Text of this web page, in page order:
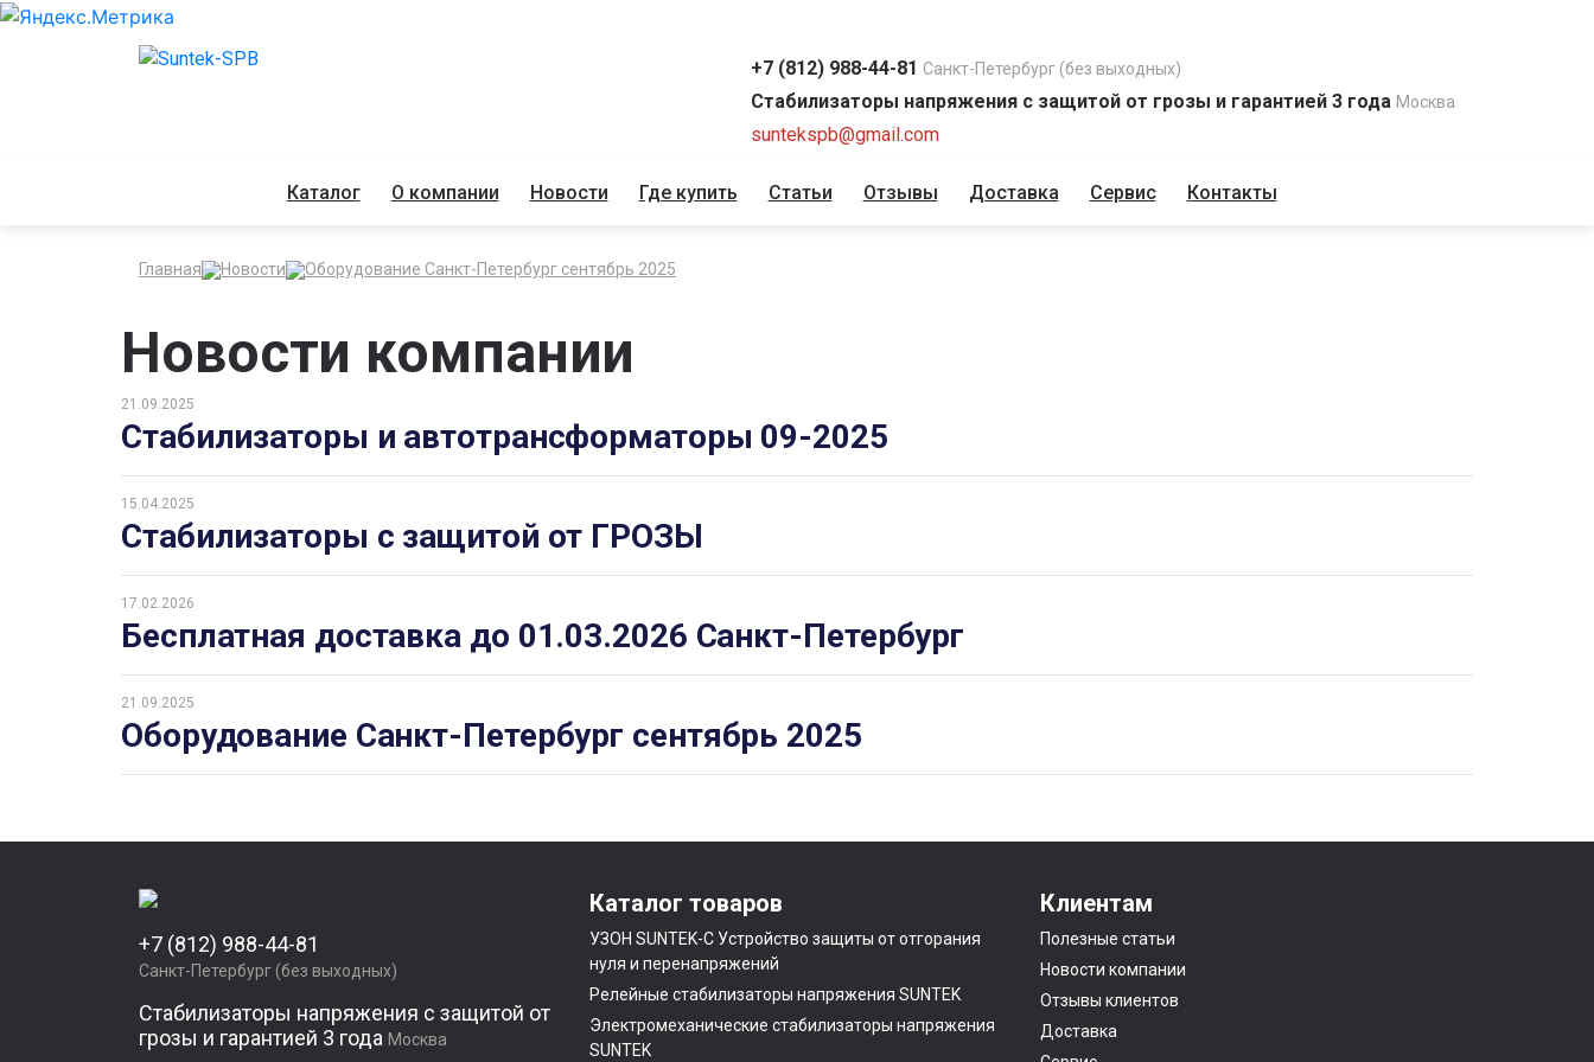
+7 (812) 988-44-81 Санкт-Петербург (без выходных)
Стабилизаторы напряжения с защитой от грозы и гарантией 3 года Москва
suntekspb@gmail.com
Каталог О компании Новости Где купить Статьи Отзывы Доставка Сервис Контакты
Главная Новости Оборудование Санкт-Петербург сентябрь 2025
Новости компании
21.09.2025
Стабилизаторы и автотрансформаторы 09-2025
15.04.2025
Стабилизаторы с защитой от ГРОЗЫ
17.02.2026
Бесплатная доставка до 01.03.2026 Санкт-Петербург
21.09.2025
Оборудование Санкт-Петербург сентябрь 2025
+7 (812) 988-44-81
Санкт-Петербург (без выходных)
Стабилизаторы напряжения с защитой от
грозы и гарантией 3 года Москва
Каталог товаров
УЗОН SUNTEK-C Устройство защиты от отгорания
нуля и перенапряжений
Релейные стабилизаторы напряжения SUNTEK
Электромеханические стабилизаторы напряжения
SUNTEK
Клиентам
Полезные статьи
Новости компании
Отзывы клиентов
Доставка